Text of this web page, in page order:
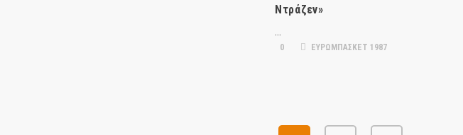
Ντράζεν»
0 ΕΥΡΩΜΠΑΣΚΕΤ 1987